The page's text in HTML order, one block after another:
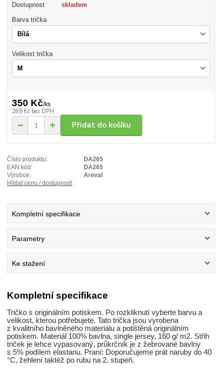
Dostupnost skladem
Barva trička
Velikost trička
350 Kč/ks
289 Kč bez DPH
Přidat do košíku
Číslo produktu:
DA265
EAN kód:
DA265
Výrobce:
Areval
Hlídat cenu / dostupnost
Kompletní specifikace
Parametry
Ke stažení
Kompletní specifikace
Tričko s originálním potiskem. Po rozkliknutí vyberte barvu a
velikost, kterou potřebujete. Tato trička jsou vyrobena
z kvalitního bavlněného materiálu a potištěná originálním
potiskem. Materiál 100% bavlna, single jersey, 160 g/ m2. Střih
triček je lehce vypasovaný, průkrčník je z žebrované bavlny
s 5% podílem elastanu. Praní: Doporučujeme prát naruby do 40
°C, žehlení taktéž po rubu na 2. stupeň.